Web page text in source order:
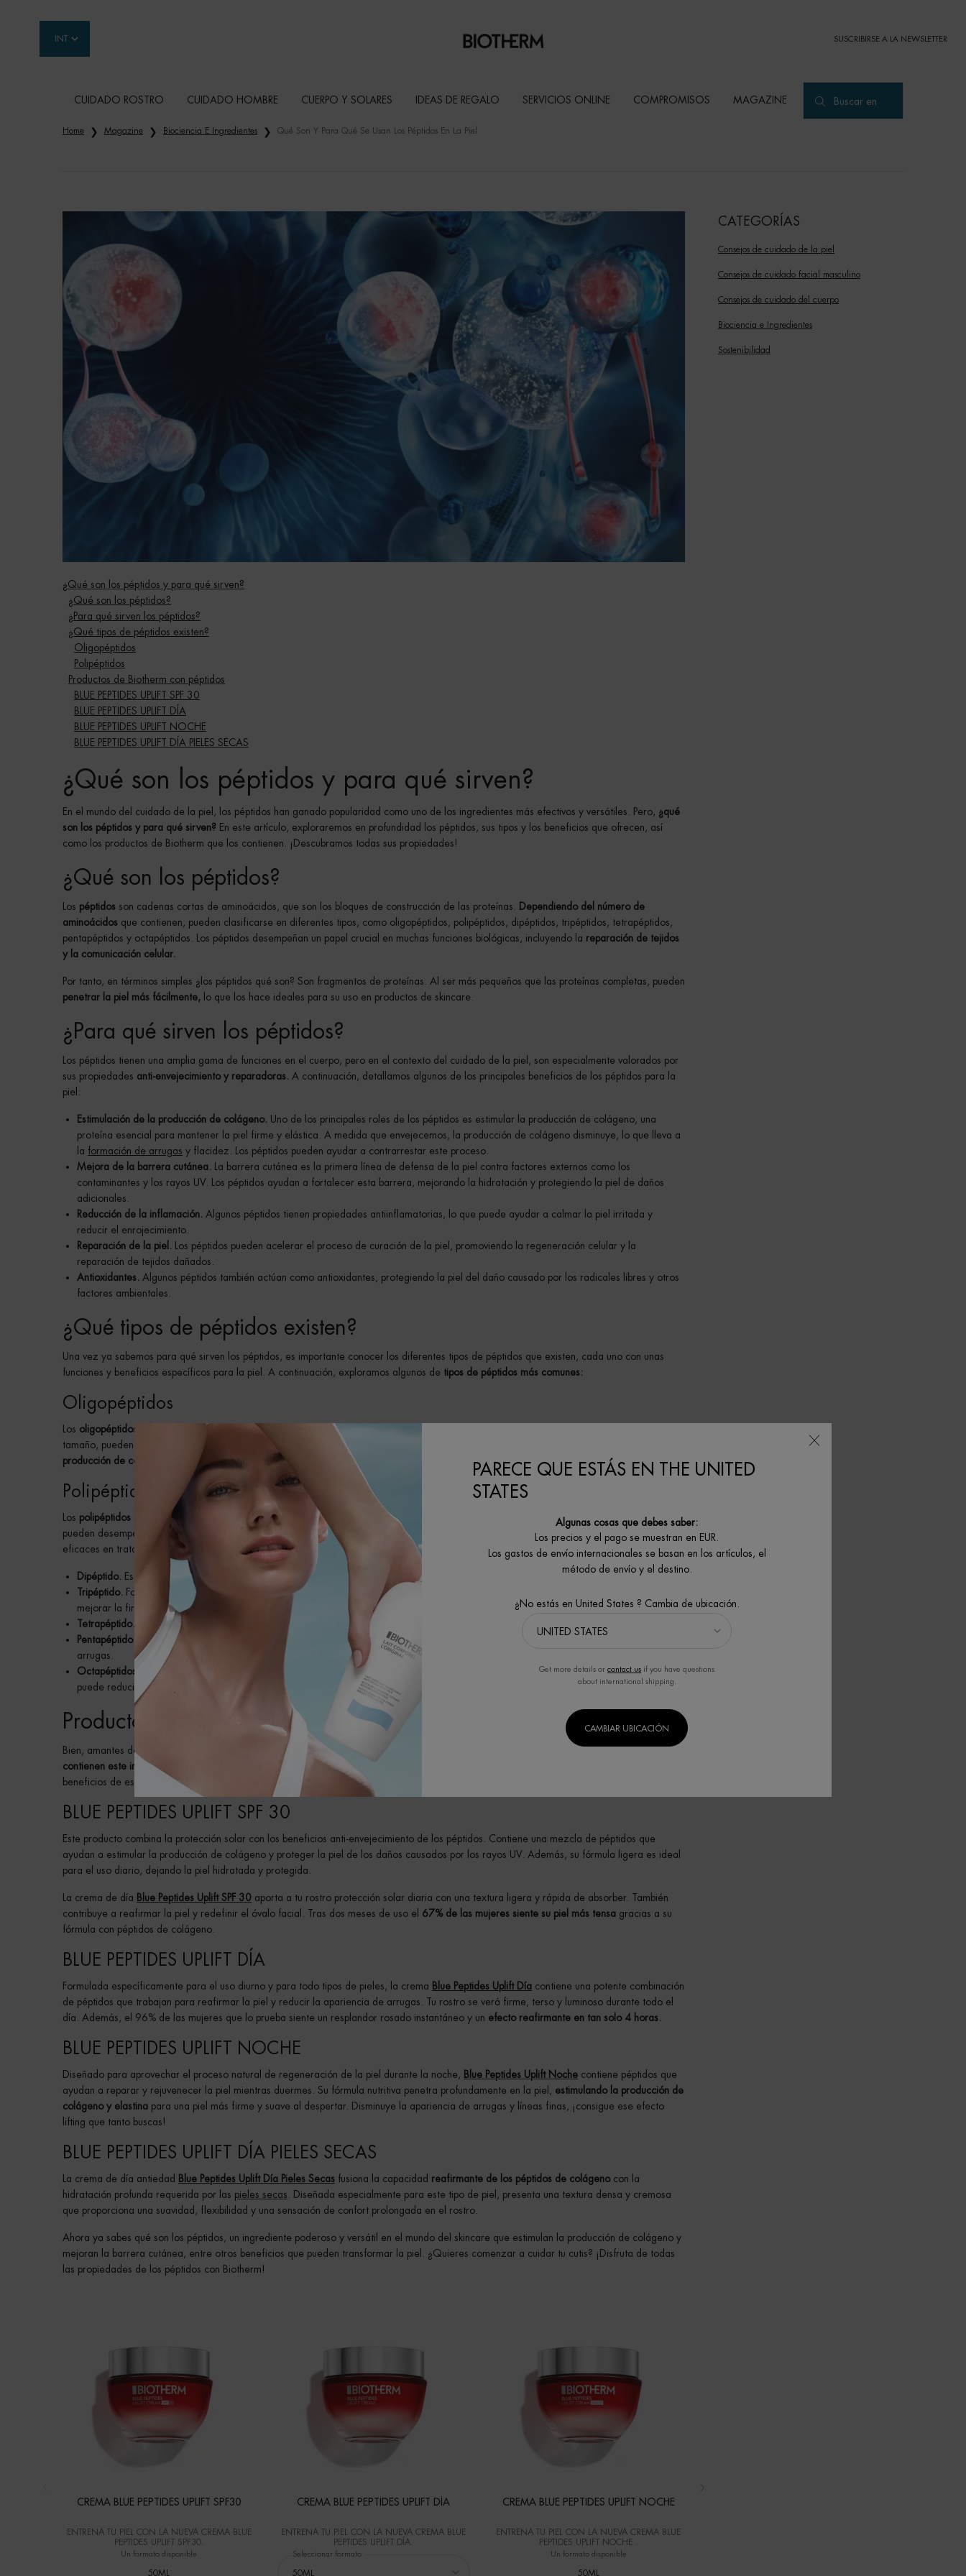
INT SUSCRIBIRSE A LA NEWSLETTER
CUIDADO ROSTRO CUIDADO HOMBRE CUERPO Y SOLARES IDEAS DE REGALO SERVICIOS ONLINE COMPROMISOS MAGAZINE Buscar en
Contenido principal
Home Magazine Biociencia E Ingredientes Qué Son Y Para Qué Se Usan Los Péptidos En La Piel
¿Qué son los péptidos y para qué sirven?
¿Qué son los péptidos?
¿Para qué sirven los péptidos?
¿Qué tipos de péptidos existen?
Oligopéptidos
Polipéptidos
Productos de Biotherm con péptidos
BLUE PEPTIDES UPLIFT SPF 30
BLUE PEPTIDES UPLIFT DÍA
BLUE PEPTIDES UPLIFT NOCHE
BLUE PEPTIDES UPLIFT DÍA PIELES SECAS
¿Qué son los péptidos y para qué sirven?
En el mundo del cuidado de la piel, los péptidos han ganado popularidad como uno de los ingredientes más efectivos y versátiles. Pero, ¿qué
son los péptidos y para qué sirven? En este artículo, exploraremos en profundidad los péptidos, sus tipos y los beneficios que ofrecen, así
como los productos de Biotherm que los contienen. ¡Descubramos todas sus propiedades!
¿Qué son los péptidos?
Los péptidos son cadenas cortas de aminoácidos, que son los bloques de construcción de las proteínas.
Dependiendo del número de
aminoácidos que contienen, pueden clasificarse en diferentes tipos, como oligopéptidos, polipéptidos, dipéptidos, tripéptidos, tetrapéptidos,
pentapéptidos y octapéptidos. Los péptidos desempeñan un papel crucial en muchas funciones biológicas, incluyendo la reparación de tejidos
y la comunicación celular.
Por tanto, en términos simples ¿los péptidos qué son? Son fragmentos de proteínas. Al ser más pequeños que las proteínas completas, pueden
penetrar la piel más fácilmente, lo que los hace ideales para su uso en productos de skincare.
¿Para qué sirven los péptidos?
Los péptidos tienen una amplia gama de funciones en el cuerpo, pero en el contexto del cuidado de la piel, son especialmente valorados por
sus propiedades anti-envejecimiento y reparadoras. A continuación, detallamos algunos de los principales beneficios de los péptidos para la
piel:
Estimulación de la producción de colágeno. Uno de los principales roles de los péptidos es estimular la producción de colágeno, una
proteína esencial para mantener la piel firme y elástica. A medida que envejecemos, la producción de colágeno disminuye, lo que lleva a
la formación de arrugas y flacidez. Los péptidos pueden ayudar a contrarrestar este proceso.
Mejora de la barrera cutánea. La barrera cutánea es la primera línea de defensa de la piel contra factores externos como los
contaminantes y los rayos UV. Los péptidos ayudan a fortalecer esta barrera, mejorando la hidratación y protegiendo la piel de daños
adicionales.
Reducción de la inflamación. Algunos péptidos tienen propiedades antiinflamatorias, lo que puede ayudar a calmar la piel irritada y
reducir el enrojecimiento.
Reparación de la piel. Los péptidos pueden acelerar el proceso de curación de la piel, promoviendo la regeneración celular y la
reparación de tejidos dañados.
Antioxidantes. Algunos péptidos también actúan como antioxidantes, protegiendo la piel del daño causado por los radicales libres y otros
factores ambientales.
¿Qué tipos de péptidos existen?
Una vez ya sabemos para qué sirven los péptidos, es importante conocer los diferentes tipos de péptidos que existen, cada uno con unas
funciones y beneficios específicos para la piel. A continuación, exploramos algunos de tipos de péptidos más comunes:
Oligopéptidos
Los oligopéptidos son cadenas cortas de aminoácidos, generalmente compuestas por entre
tamaño, pueden penetrar fácilmente la piel y actuar eficazmente. Estos péptidos son conocidos por su capacidad para
producción de colágeno y elastina,mejorando la firmeza y elasticidad de la piel.
Polipéptidos
Los polipéptidos son cadenas más largas de aminoácidos, que contienen más de 20 aminoácidos.
Tienen una estructura más compleja y
pueden desempeñar múltiples roles en la piel, incluyendo lareparación celular y la mejora de la barrera cutánea.
Los polipéptidos son muy
eficaces en tratamientos anti-envejecimiento debido a su capacidad para estimular la producción de proteínas estructurales en la piel.
Dipéptido. Está compuesto por dos aminoácidos. Los dipéptidos pueden actuar como antioxidantes y ayudar a reducir la inflamación.
Tripéptido. Formado por tres aminoácidos, estos péptidos son conocidos por su capacidad para estimular la producción de colágeno y
mejorar la firmeza de la piel.
Tetrapéptido. Con cuatro aminoácidos, los tetrapéptidos pueden ayudar a reducir la inflamación y mejorar la regeneración celular.
Pentapéptido.
Compuesto por cinco aminoácidos, los pentapéptidos son eficaces en la estimulación del colágeno y la reducción de
arrugas.
Octapéptidos.
Estos péptidos contienen ocho aminoácidos y son conocidos por su capacidad para relajar los músculos faciales, lo que
puede reducir la aparición de líneas de expresión y arrugas.
Productos de Biotherm con péptidos
Bien, amantes del cuidado de la piel, ahora que ya sabes los péptidos qué son y para qué sirven,
¿cuáles son los mejores productos que
contienen este ingrediente?
En Biotherm hemos desarrollado una línea de productos con péptidos diseñada para aprovechar al máximo los
beneficios de estos potentes ingredientes. ¡Sigue leyendo para descubrir todas sus propiedades!
BLUE PEPTIDES UPLIFT SPF 30
Este producto combina la protección solar con los beneficios anti-envejecimiento de los péptidos. Contiene una mezcla de péptidos que
ayudan a estimular la producción de colágeno y proteger la piel de los daños causados por los rayos UV. Además, su fórmula ligera es ideal
para el uso diario, dejando la piel hidratada y protegida.
La crema de día Blue Peptides Uplift SPF 30 aporta a tu rostro protección solar diaria con una textura ligera y rápida de absorber. También
contribuye a reafirmar la piel y redefinir el óvalo facial. Tras dos meses de uso el 67% de las mujeres siente su piel más tensa gracias a su
fórmula con péptidos de colágeno.
BLUE PEPTIDES UPLIFT DÍA
Formulada específicamente para el uso diurno y para todo tipos de pieles, la crema Blue Peptides Uplift Día contiene una potente combinación
de péptidos que trabajan para reafirmar la piel y reducir la apariencia de arrugas. Tu rostro se verá firme, terso y luminoso durante todo el
día. Además, el 96% de las mujeres que lo prueba siente un resplandor rosado instantáneo y un efecto reafirmante en tan solo 4 horas.
BLUE PEPTIDES UPLIFT NOCHE
Diseñado para aprovechar el proceso natural de regeneración de la piel durante la noche, Blue Peptides Uplift Noche contiene péptidos que
ayudan a reparar y rejuvenecer la piel mientras duermes. Su fórmula nutritiva penetra profundamente en la piel, estimulando la producción de
colágeno y elastina para una piel más firme y suave al despertar. Disminuye la apariencia de arrugas y líneas finas, ¡consigue ese efecto
lifting que tanto buscas!
BLUE PEPTIDES UPLIFT DÍA PIELES SECAS
La crema de día antiedad Blue Peptides Uplift Día Pieles Secas fusiona la capacidad reafirmante de los péptidos de colágenocon la
hidratación profunda requerida por las pieles secas . Diseñada especialmente para este tipo de piel, presenta una textura densa y cremosa
que proporciona una suavidad, flexibilidad y una sensación de confort prolongada en el rostro.
Ahora ya sabes qué son los péptidos, un ingrediente poderoso y versátil en el mundo del skincare que estimulan la producción de colágeno y
mejoran la barrera cutánea, entre otros beneficios que pueden transformar la piel. ¿Quieres comenzar a cuidar tu cutis? ¡Disfruta de todas
las propiedades de los péptidos con Biotherm!
CREMA BLUE PEPTIDES UPLIFT SPF30
ENTRENA TU PIEL​ CON LA NUEVA CREMA BLUE
PEPTIDES UPLIFT SPF30.​
Un formato disponible
50ML
CREMA BLUE PEPTIDES UPLIFT DÍA
ENTRENA TU PIEL​ CON LA NUEVA CREMA BLUE
PEPTIDES UPLIFT DÍA.​
Seleccionar formato
CREMA BLUE PEPTIDES UPLIFT NOCHE
ENTRENA TU PIEL​ CON LA NUEVA CREMA BLUE
PEPTIDES UPLIFT NOCHE .​
Un formato disponible
50ML
CATEGORÍAS
Consejos de cuidado de la piel
Consejos de cuidado facial masculino
Consejos de cuidado del cuerpo
Biociencia e Ingredientes
Sostenibilidad
PARECE QUE ESTÁS EN THE UNITED
STATES
Algunas cosas que debes saber:
Los precios y el pago se muestran en EUR.
Los gastos de envío internacionales se basan en los artículos, el
método de envío y el destino.
¿No estás en United States ? Cambia de ubicación.
Get more details or contact us if you have questions
about international shipping.
CAMBIAR UBICACIÓN